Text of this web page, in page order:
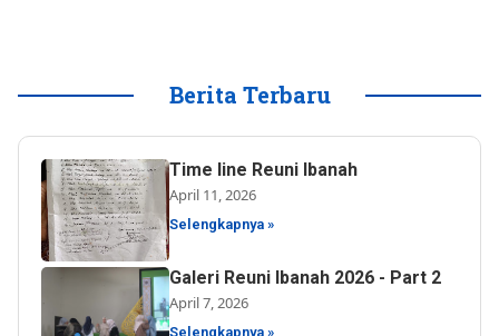
Berita Terbaru
Time line Reuni Ibanah
April 11, 2026
Selengkapnya »
Galeri Reuni Ibanah 2026 - Part 2
April 7, 2026
Selengkapnya »